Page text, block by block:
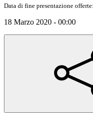
Data di fine presentazione offerte:
18 Marzo 2020 - 00:00